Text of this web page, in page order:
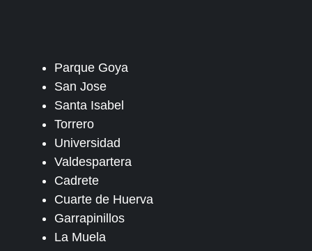
Parque Goya
San Jose
Santa Isabel
Torrero
Universidad
Valdespartera
Cadrete
Cuarte de Huerva
Garrapinillos
La Muela